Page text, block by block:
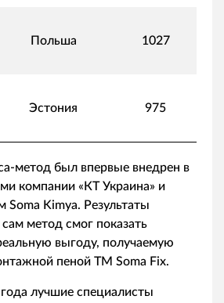
Польша 1027
Эстония 975
метод был впервые внедрен в
компании «КТ Украина» и
Soma Kimya. Результаты
метод смог показать
выгоду, получаемую
пеной ТМ Soma Fix.
лучшие специалисты